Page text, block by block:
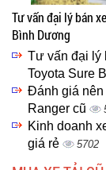
Tư vấn đại lý bán
Bình Dương
Tư vấn đại lý
Toyota Sure
Đánh giá nên
Ranger cũ
Kinh doanh
giá rẻ
5702